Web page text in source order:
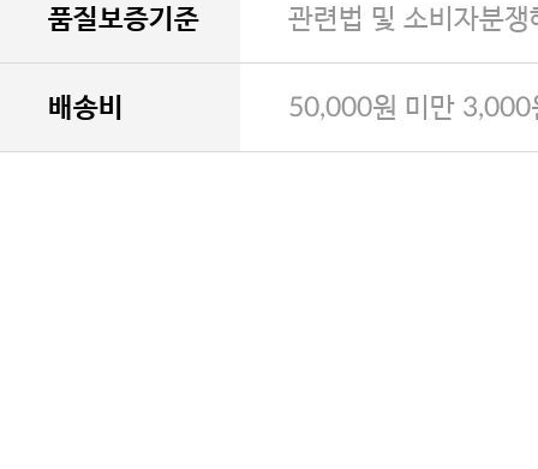
품질보증기준 관련법 및 소비자분
배송비 50,000원 미만 3,000